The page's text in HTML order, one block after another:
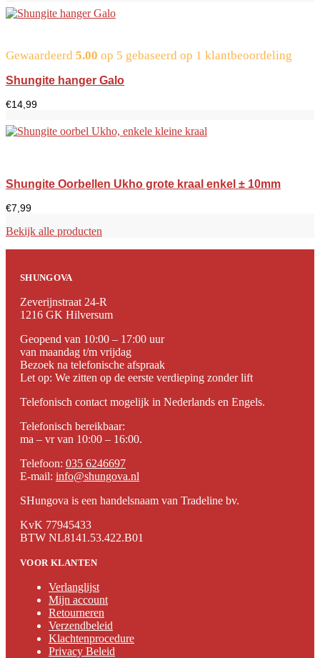
Gewaardeerd 5.00 op 5 gebaseerd op 1 klantbeoordeling
Shungite hanger Galo
€14,99
Shungite Oorbellen Ukho grote kraal enkel ± 10mm
€7,99
Bekijk alle producten
SHUNGOVA
Zeverijnstraat 24-R
1216 GK Hilversum
Geopend van 10:00 – 17:00 uur
van maandag t/m vrijdag
Bezoek na telefonische afspraak
Let op: We zitten op de eerste verdieping zonder lift
Telefonisch contact mogelijk in Nederlands en Engels.
Telefonisch bereikbaar:
ma – vr van 10:00 – 16:00.
Telefoon: 035 6246697
E-mail: info@shungova.nl
SHungova is een handelsnaam van Tradeline bv.
KvK 77945433
BTW NL8141.53.422.B01
VOOR KLANTEN
Verlanglijst
Mijn account
Retourneren
Verzendbeleid
Klachtenprocedure
Privacy Beleid